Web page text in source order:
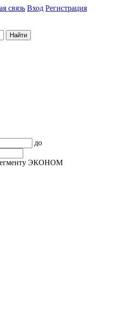
связь Вход Регистрация
Найти
до
ЭКОНОМ